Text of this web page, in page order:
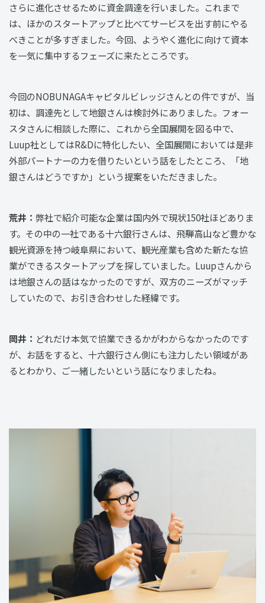
さらに進化させるために資金調達を行いました。これまで
は、ほかのスタートアップと比べてサービスを出す前にやる
べきことが多すぎました。今回、ようやく進化に向けて資本
を一気に集中するフェーズに来たところです。
今回のNOBUNAGAキャピタルビレッジさんとの件ですが、当
初は、調達先として地銀さんは検討外にありました。フォー
スタさんに相談した際に、これから全国展開を図る中で、
Luup社としてはR&Dに特化したい、全国展開においては是非
外部パートナーの力を借りたいという話をしたところ、「地
銀さんはどうですか」という提案をいただきました。
荒井： 弊社で紹介可能な企業は国内外で現状150社ほどありま
す。その中の一社である十六銀行さんは、飛騨高山など豊かな
観光資源を持つ岐阜県において、観光産業も含めた新たな協
業ができるスタートアップを探していました。Luupさんから
は地銀さんの話はなかったのですが、双方のニーズがマッチ
していたので、お引き合わせした経緯です。
岡井： どれだけ本気で協業できるかがわからなかったのです
が、お話をすると、十六銀行さん側にも注力したい領域があ
るとわかり、ご一緒したいという話になりましたね。